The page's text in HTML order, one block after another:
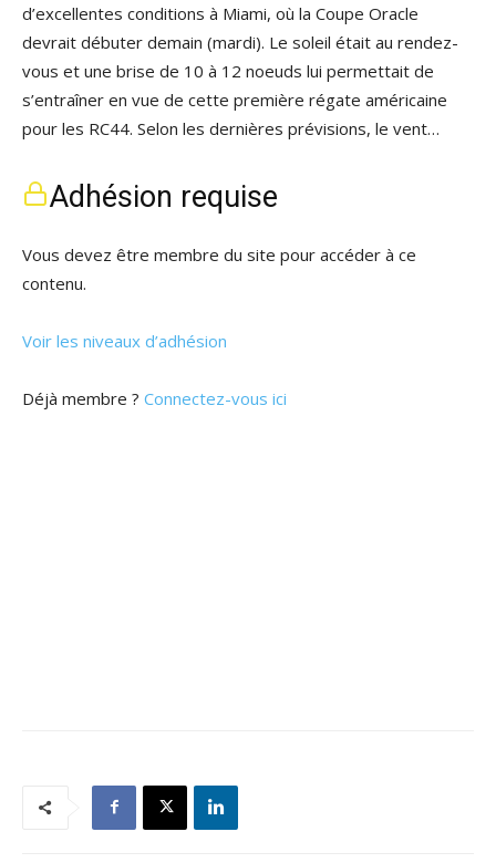
d’excellentes conditions à Miami, où la Coupe Oracle
devrait débuter demain (mardi). Le soleil était au rendez-
vous et une brise de 10 à 12 noeuds lui permettait de
s’entraîner en vue de cette première régate américaine
pour les RC44. Selon les dernières prévisions, le vent…
Adhésion requise
Vous devez être membre du site pour accéder à ce
contenu.
Voir les niveaux d’adhésion
Déjà membre ? Connectez-vous ici